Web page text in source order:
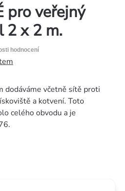
pro veřejný
2 x 2 m.
hodnocení
dodáváme včetně sítě proti
a kotvení. Toto
celého obvodu a je